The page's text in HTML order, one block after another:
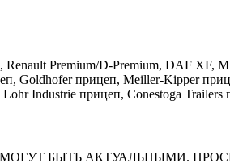
Renault Premium/D-Premium, DAF
Goldhofer прицеп, Meiller-Kipper
Industrie прицеп, Conestoga Trailers
МОГУТ БЫТЬ АКТУАЛЬНЫМИ.